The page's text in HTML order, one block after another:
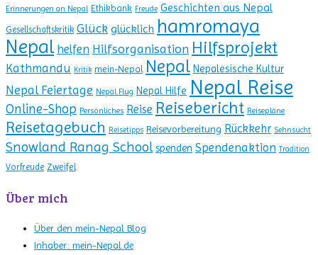
Erinnerungen an Nepal Ethikbank Freude Geschichten aus Nepal
Gesellschaftskritik Glück glücklich hamromaya
Nepal helfen Hilfsorganisation Hilfsprojekt
Kathmandu Kritik mein-Nepal Nepal Nepalesische Kultur
Nepal Feiertage Nepal Flug Nepal Hilfe Nepal Reise
Online-Shop Persönliches Reise Reisebericht Reisepläne
Reisetagebuch Reisetipps Reisevorbereitung Rückkehr Sehnsucht
Snowland Ranag School spenden Spendenaktion Tradition
Vorfreude Zweifel
Über mich
Über den mein-Nepal Blog
Inhaber: mein-Nepal.de